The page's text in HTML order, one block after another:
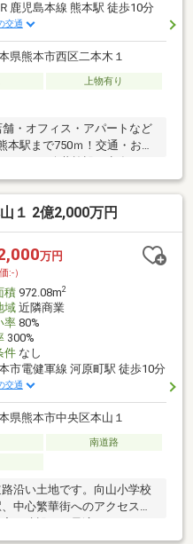
鹿児島本線 熊本駅 徒歩10分
交通
県熊本市西区二本木１
上物有り
・オフィス・アパートなど
駅まで750ｍ！交通・お買
る駅近エリアです。《備
以上目前の解約予告が必要
（要引込）・建物あり：
１ 2億2,000万円
万円
:-）
積972.08m2
域近隣商業
率80%
300%
件なし
市電健軍線 河原町駅 徒歩10分
交通
県熊本市中央区本山１
南道路
沿い土地です。向山小学校
中心繁華街へのアクセスも